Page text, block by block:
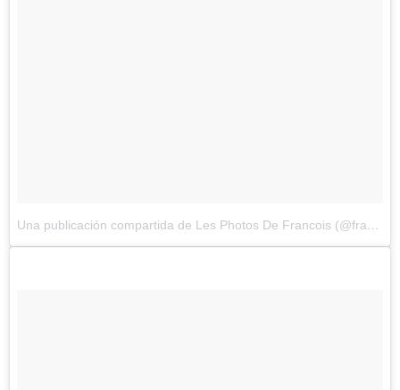
Una publicación compartida de Les Photos De Francois (@francoisdourlen)